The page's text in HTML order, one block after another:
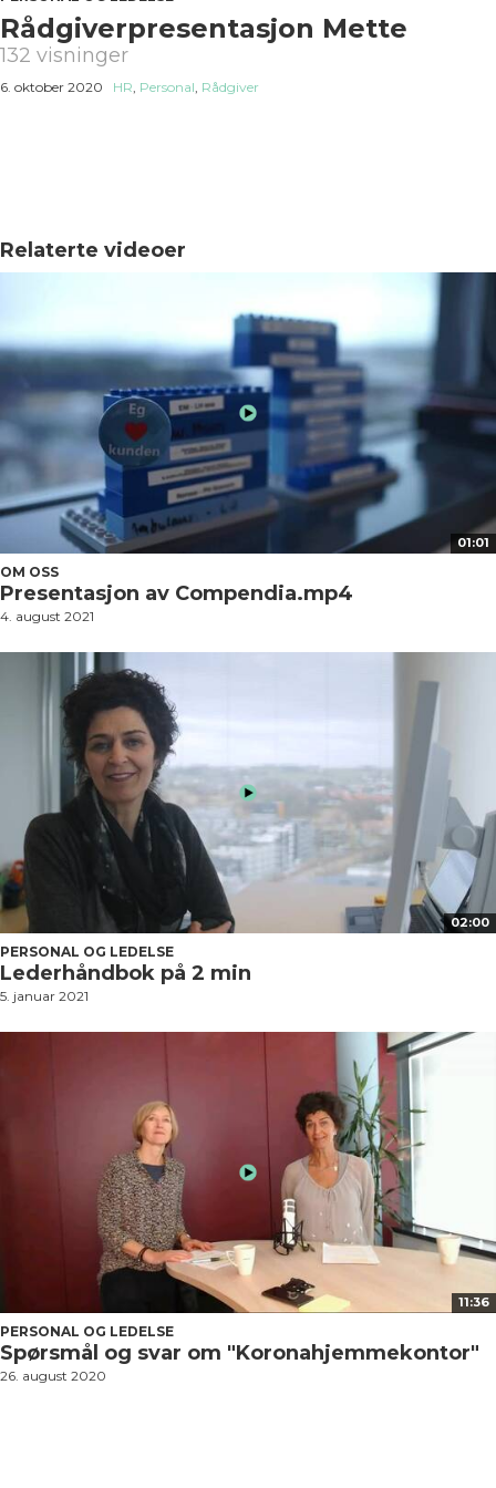
Rådgiverpresentasjon Mette
132 visninger
6. oktober 2020 HR, Personal, Rådgiver
Relaterte videoer
01:01
OM OSS
Presentasjon av Compendia.mp4
4. august 2021
02:00
PERSONAL OG LEDELSE
Lederhåndbok på 2 min
5. januar 2021
11:36
PERSONAL OG LEDELSE
Spørsmål og svar om "Koronahjemmekontor"
26. august 2020